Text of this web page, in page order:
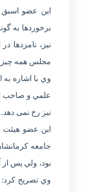
اين عضو
برخوردها به
نیز، نامزدها
مجلس همه چيز
وي با اشاره
علمي و صاحب
نیز رخ نمی دهد.
اين عضو هيئت
جامعه
بود، ولي پس
وي تصريح كرد: